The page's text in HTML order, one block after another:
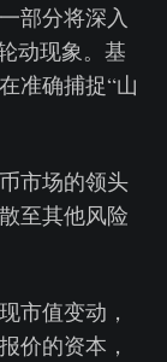
部分将深入
动现象。基
准确捕捉“山
市场的领头
至其他风险
市值变动，
价的资本，